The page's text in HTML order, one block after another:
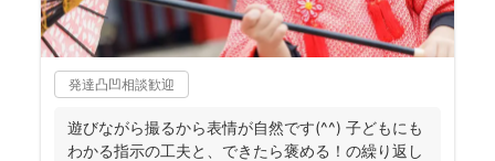
発達凸凹相談歓迎
遊びながら撮るから表情が自然です(^^) 子どもにも
わかる指示の工夫と、できたら褒める！の繰り返し